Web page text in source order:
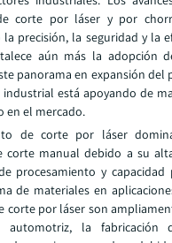
corte por láser y por
precisión, la seguridad y la
aún más la adopción
panorama en expansión del
industrial está apoyando de
en el mercado.
de corte por láser
corte manual debido a su
procesamiento y capacidad
de materiales en
corte por láser son
automotriz, la